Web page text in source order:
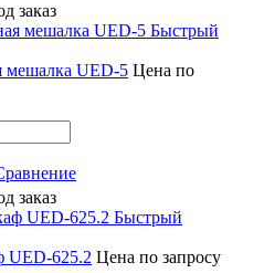
заказ
Быстрый
мешалка UED-5 Цена по
заказ
Быстрый
625.2 Цена по запросу